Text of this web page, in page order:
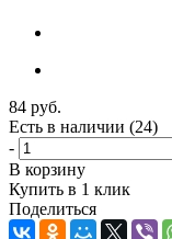
84 руб.
Есть в наличии (24)
-
В корзину
Купить в 1 клик
Поделиться